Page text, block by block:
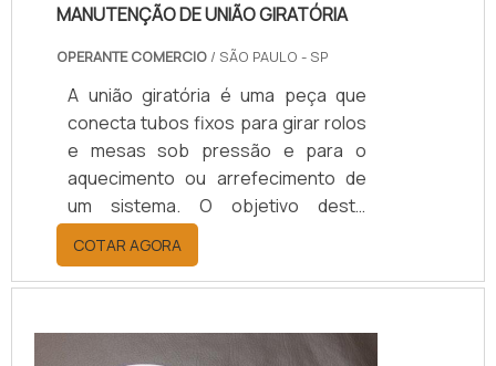
MANUTENÇÃO DE UNIÃO GIRATÓRIA
OPERANTE COMERCIO / SÃO PAULO - SP
A união giratória é uma peça que
conecta tubos fixos para girar rolos
e mesas sob pressão e para o
aquecimento ou arrefecimento de
um sistema. O objetivo deste
componente é evitar o vazamento
do meio enquanto ela está em
operação.MAIS SOBRE A
produto garante resistência e
COTAR AGORA